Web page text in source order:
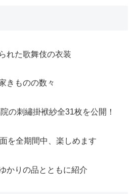
れた歌舞伎の衣装
きものの数々
の刺繡掛袱紗全31枚を公開！
を全期間中、楽しめます
かりの品とともに紹介